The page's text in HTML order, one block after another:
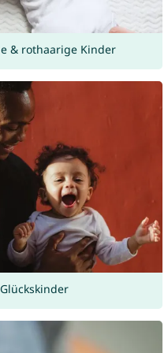
& rothaarige Kinder